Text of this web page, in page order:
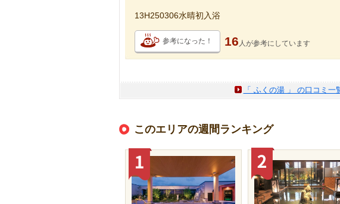
13H250306水晴初入浴
参考になった！ 16 人が参考にしています
「 ふくの湯 」 の口コミ一
このエリアの週間ランキング